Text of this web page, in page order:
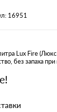
16951
Lux Fire
без запаха при